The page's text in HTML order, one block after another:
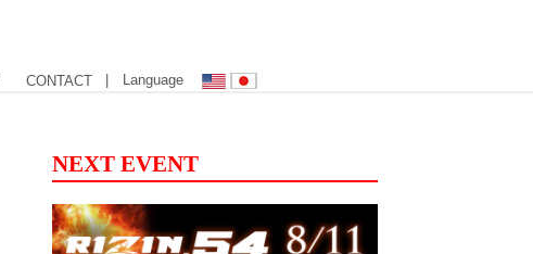
CONTACT | Language
NEXT EVENT